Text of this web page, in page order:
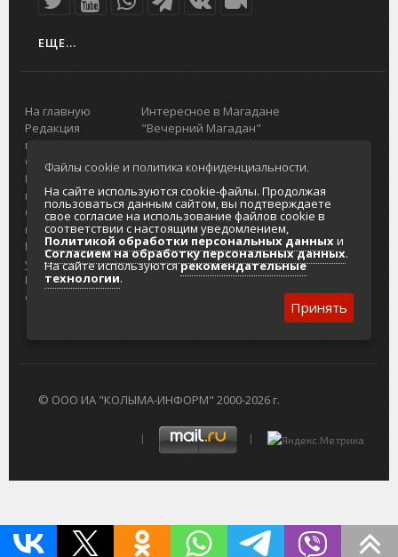
ЕЩЕ...
На главную
Редакция
портала
О проекте
Реклама на
портале
Отзывы и
предложения
Интернет-
услуги
Разработка
сайтов
Интересное в Магадане
"Вечерний Магадан"
Городская доска объявлений
Реклама
Главный туристический портал
Колымы
Политика в отношении обработки
персональных данных
Согласие на обработку персональных
данных
© ООО ИА "КОЛЫМА-ИНФОРМ" 2000-2026 г.
Файлы cookie и политика конфиденциальности.
На сайте используются cookie-файлы. Продолжая
пользоваться данным сайтом, вы подтверждаете
свое согласие на использование файлов cookie в
соответствии с настоящим уведомлением,
Политикой обработки персональных данныхи
Согласием на обработку персональных данных.
На сайте используютсярекомендательные
технологии.
Принять